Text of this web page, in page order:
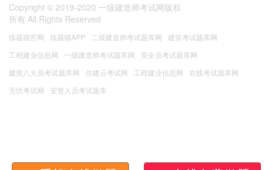
Copyright © 2019-2020 一级建造师考试网版权
所有 All Rights Reserved
练题猫官网 练题猫APP 二级建造师考试题库网
建筑考试题库网
工程建业信息网
一级建造师考试题库网
安全员考试题库网
建筑八大员考试题库网
住建云考试网 工程建业信息网
在线考试题库网
无忧考试网
安管人员考试题库